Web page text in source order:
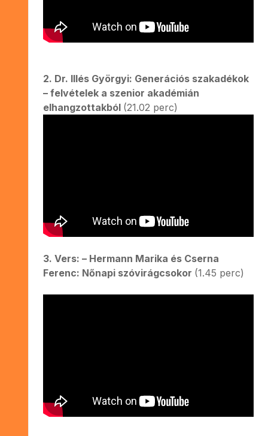
2. Dr. Illés Györgyi: Generációs szakadékok
– felvételek a szenior akadémián
elhangzottakból (21.02 perc)
3. Vers: – Hermann Marika és Cserna
Ferenc: Nőnapi szóvirágcsokor (1.45 perc)